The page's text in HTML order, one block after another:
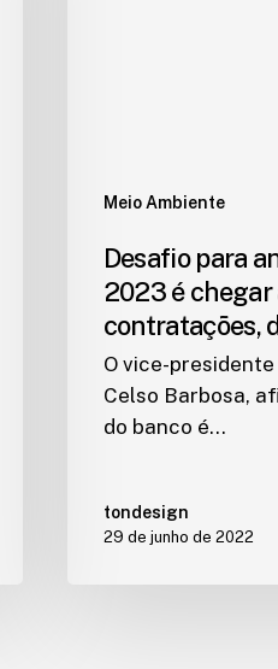
Meio Ambiente
Desafio para
2023 é chegar
contratações,
O vice-
Celso Barbosa,
do banco é…
tondesign
29 de junho de 2022